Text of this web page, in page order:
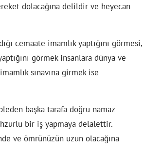
dolacağına delildir ve heyecan
cemaate imamlık yaptığını görmesi,
görmek insanlara dünya ve
sınavına girmek ise
başka tarafa doğru namaz
bir iş yapmaya delalettir.
ve ömrünüzün uzun olacağına